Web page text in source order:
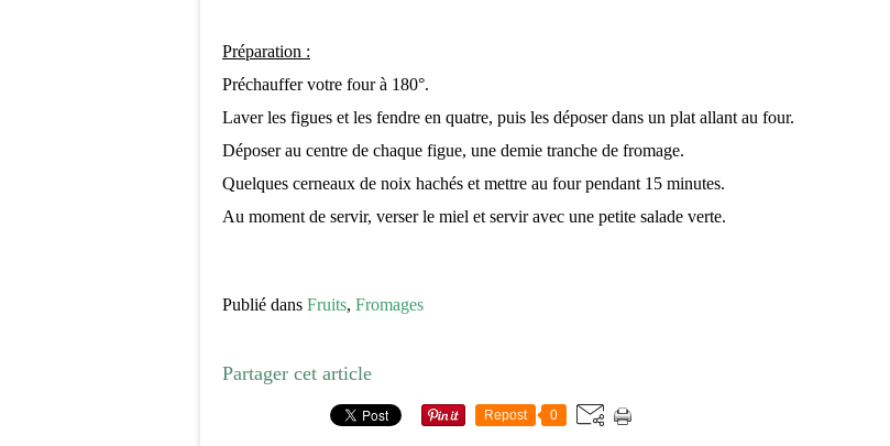
Préparation :
Préchauffer votre four à 180°.
Laver les figues et les fendre en quatre, puis les déposer dans un plat allant au four.
Déposer au centre de chaque figue, une demie tranche de fromage.
Quelques cerneaux de noix hachés et mettre au four pendant 15 minutes.
Au moment de servir, verser le miel et servir avec une petite salade verte.
Publié dans Fruits, Fromages
Partager cet article
Repost 0